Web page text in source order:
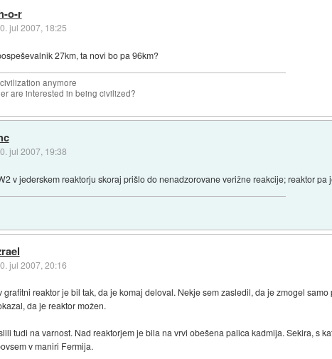
o-r
jul 2007, 18:25
27km, ta novi bo pa 96km?
anymore
are interested in being civilized?
jul 2007, 19:38
v jederskem reaktorju skoraj prišlo do nenadzorovane verižne reakcije; reaktor
jul 2007, 20:16
grafitni reaktor je bil tak, da je komaj deloval. Nekje sem zasledil, da je zmogel
da je reaktor možen.
tudi na varnost. Nad reaktorjem je bila na vrvi obešena palica kadmija. Sekira, s
v maniri Fermija.